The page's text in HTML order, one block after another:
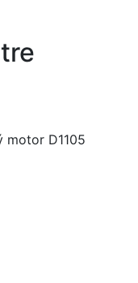
motor D1105